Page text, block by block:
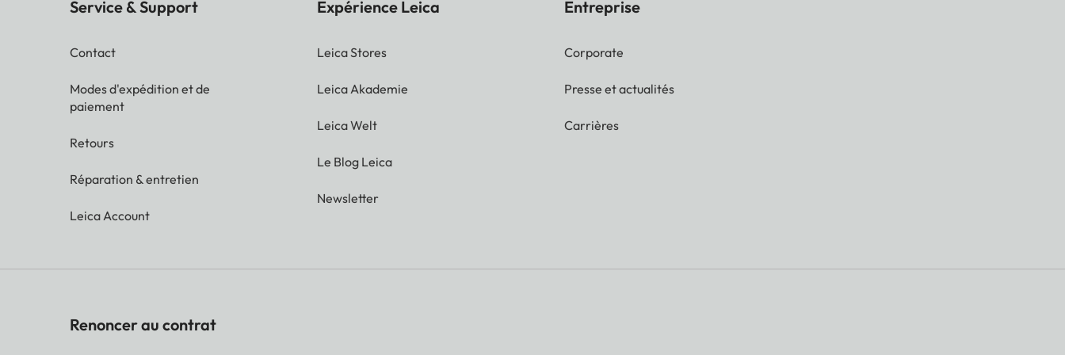
Service & Support
Contact
Modes d'expédition et de
paiement
Retours
Réparation & entretien
Leica Account
Expérience Leica
Leica Stores
Leica Akademie
Leica Welt
Le Blog Leica
Newsletter
Entreprise
Corporate
Presse et actualités
Carrières
Renoncer au contrat